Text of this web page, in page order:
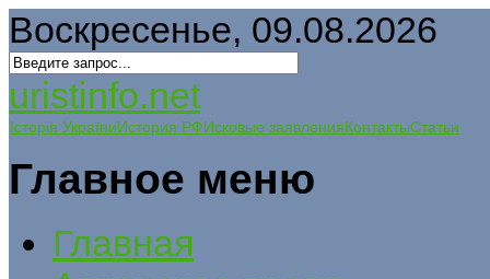
Воскресенье, 09.08.2026
uristinfo.net
Історія УкраїниИстория РФИсковые заявленияКонтактыСтатьи
Главное меню
Главная